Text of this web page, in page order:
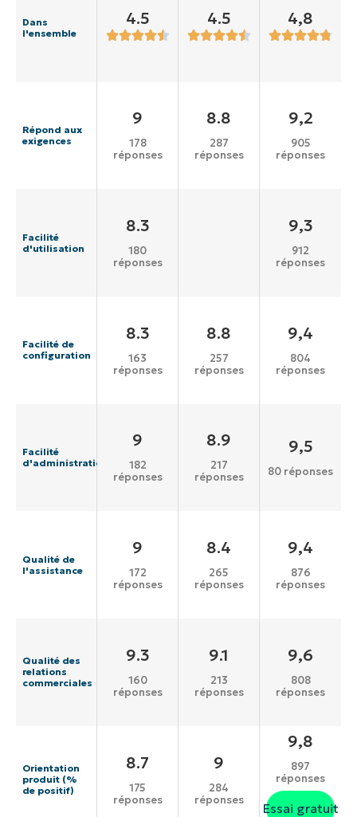
Dans
l'ensemble
4.5 4.5 4,8
Répond aux
exigences
9
178
réponses
8.8
287
réponses
9,2
905
réponses
Facilité
d'utilisation
8.3
180
réponses
9,3
912
réponses
Facilité de
configuration
8.3
163
réponses
8.8
257
réponses
9,4
804
réponses
Facilité
d'administration
9
182
réponses
8.9
217
réponses
9,5
80 réponses
Qualité de
l'assistance
9
172
réponses
8.4
265
réponses
9,4
876
réponses
Qualité des
relations
commerciales
9.3
160
réponses
9.1
213
réponses
9,6
808
réponses
Orientation
produit (%
de positif)
8.7
175
réponses
9
284
réponses
9,8
897
réponses
Essai gratuit